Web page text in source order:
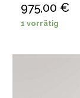
975,00 €
1 vorrätig